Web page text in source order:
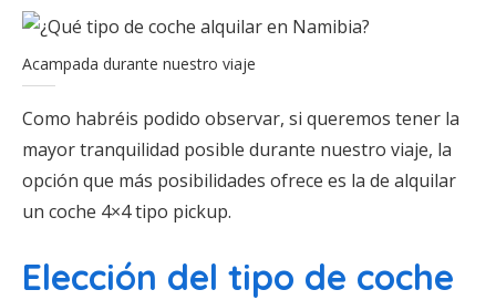
Acampada durante nuestro viaje
Como habréis podido observar, si queremos tener la
mayor tranquilidad posible durante nuestro viaje, la
opción que más posibilidades ofrece es la de alquilar
un coche 4×4 tipo pickup.
Elección del tipo de coche